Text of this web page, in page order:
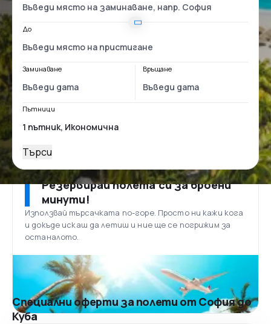
До
Заминаване Връщане
Пътници
Търси
Резервирай полета си за броени
минути!
Използвай търсачката по-горе. Просто ни кажи кога
и докъде искаш да летиш и ние ще се погрижим за
останалото.
Специални оферти за полети от София до
Куба